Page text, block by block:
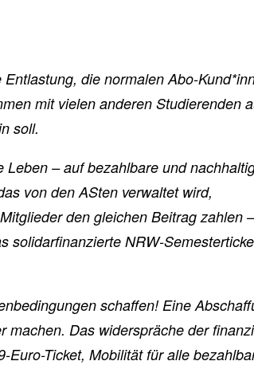
die normalen Abo-
mit vielen anderen Studierenden
soll.
– auf bezahlbare und
von den ASten verwaltet wird,
den gleichen Beitrag zahlen
solidarfinanzierte NRW-
schaffen! Eine
machen. Das widerspräche der
Ticket, Mobilität für alle